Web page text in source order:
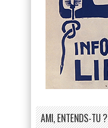
AMI, ENTENDS-TU ?